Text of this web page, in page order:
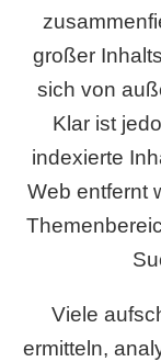
großer
sich von
Klar ist
indexierte
Web entfernt
Viele
ermitteln,